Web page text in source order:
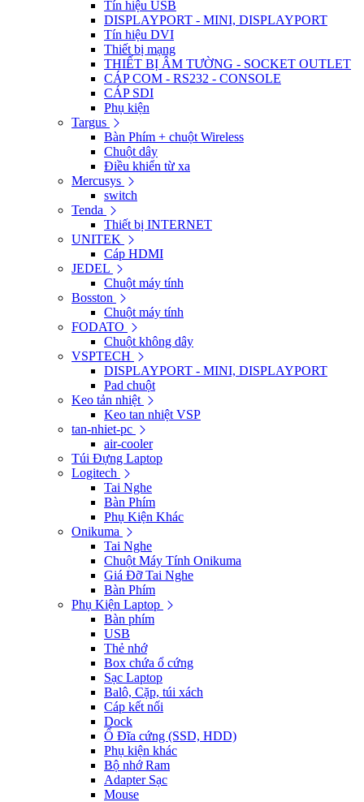
Tín hiệu USB
DISPLAYPORT - MINI, DISPLAYPORT
Tín hiệu DVI
Thiết bị mạng
THIẾT BỊ ÂM TƯỜNG - SOCKET OUTLET
CÁP COM - RS232 - CONSOLE
CÁP SDI
Phụ kiện
Targus
Bàn Phím + chuột Wireless
Chuột dây
Điều khiển từ xa
Mercusys
switch
Tenda
Thiết bị INTERNET
UNITEK
Cáp HDMI
JEDEL
Chuột máy tính
Bosston
Chuột máy tính
FODATO
Chuột không dây
VSPTECH
DISPLAYPORT - MINI, DISPLAYPORT
Pad chuột
Keo tản nhiệt
Keo tan nhiệt VSP
tan-nhiet-pc
air-cooler
Túi Đựng Laptop
Logitech
Tai Nghe
Bàn Phím
Phụ Kiện Khác
Onikuma
Tai Nghe
Chuột Máy Tính Onikuma
Giá Đỡ Tai Nghe
Bàn Phím
Phụ Kiện Laptop
Bàn phím
USB
Thẻ nhớ
Box chứa ổ cứng
Sạc Laptop
Balô, Cặp, túi xách
Cáp kết nối
Dock
Ổ Đĩa cứng (SSD, HDD)
Phụ kiện khác
Bộ nhớ Ram
Adapter Sạc
Mouse